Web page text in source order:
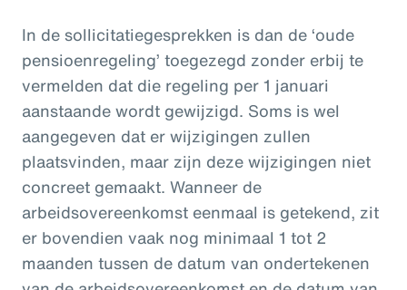
In de sollicitatiegesprekken is dan de ‘oude
pensioenregeling’ toegezegd zonder erbij te
vermelden dat die regeling per 1 januari
aanstaande wordt gewijzigd. Soms is wel
aangegeven dat er wijzigingen zullen
plaatsvinden, maar zijn deze wijzigingen niet
concreet gemaakt. Wanneer de
arbeidsovereenkomst eenmaal is getekend, zit
er bovendien vaak nog minimaal 1 tot 2
maanden tussen de datum van ondertekenen